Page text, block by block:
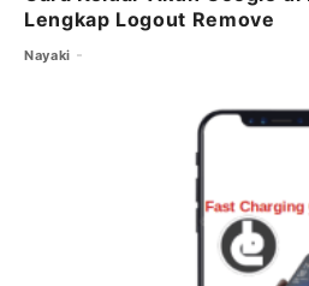
Lengkap Logout Remove
Nayaki